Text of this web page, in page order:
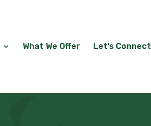
What We Offer Let’s Connect